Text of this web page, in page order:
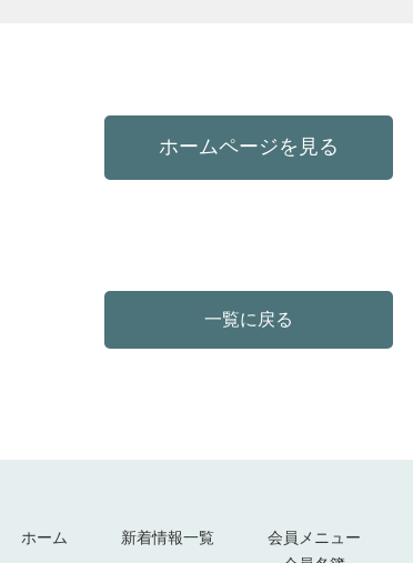
ホームページを見る
一覧に戻る
ホーム 新着情報一覧
会員メニュー